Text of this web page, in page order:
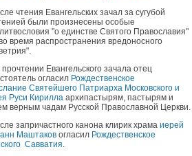
чтения Евангельских зачал за сугубой
были произнесены особые
"о единстве Святого Православия"
время распространения вредоносного
прочтении Евангельского зачала отец
огласил Рождественское
Святейшего Патриарха Московского и
Руси Кирилла архипастырям, пастырям и
верным чадам Русской Православной Церкви.
запричастного канона клирик храма иерей
Маштаков огласил Рождественское
Савватия.